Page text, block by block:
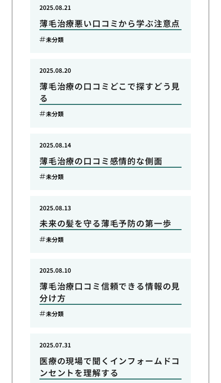
薄毛治療悪い口コミから学ぶ注意点
2025.08.21
未分類
薄毛治療の口コミどこで探すどう見
る
2025.08.20
未分類
薄毛治療の口コミ感情的な側面
2025.08.14
未分類
未来の髪を守る薄毛予防の第一歩
2025.08.13
未分類
薄毛治療口コミ信頼できる情報の見
分け方
2025.08.10
未分類
医療の現場で聞くインフォームドコ
ンセントを理解する
2025.07.31